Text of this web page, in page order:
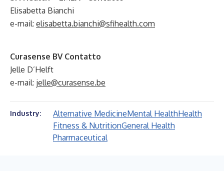
Elisabetta Bianchi
e-mail: elisabetta.bianchi@sfihealth.com
Curasense BV Contatto
Jelle D’Helft
e-mail: jelle@curasense.be
Industry: Alternative MedicineMental HealthHealth
Fitness & NutritionGeneral Health
Pharmaceutical